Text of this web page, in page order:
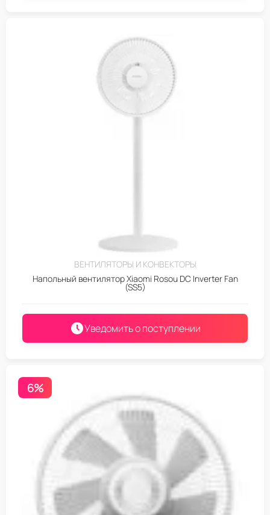
ВЕНТИЛЯТОРЫ И КОНВЕКТОРЫ
Напольный вентилятор Xiaomi Rosou DC Inverter Fan
(SS5)
Уведомить о поступлении
6%